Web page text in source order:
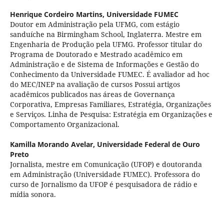
Henrique Cordeiro Martins, Universidade FUMEC
Doutor em Administração pela UFMG, com estágio
sanduíche na Birmingham School, Inglaterra. Mestre em
Engenharia de Produção pela UFMG. Professor titular do
Programa de Doutorado e Mestrado acadêmico em
Administração e de Sistema de Informações e Gestão do
Conhecimento da Universidade FUMEC. É avaliador ad hoc
do MEC/INEP na avaliação de cursos Possui artigos
acadêmicos publicados nas áreas de Governança
Corporativa, Empresas Familiares, Estratégia, Organizações
e Serviços. Linha de Pesquisa: Estratégia em Organizações e
Comportamento Organizacional.
Kamilla Morando Avelar, Universidade Federal de Ouro
Preto
Jornalista, mestre em Comunicação (UFOP) e doutoranda
em Administração (Universidade FUMEC). Professora do
curso de Jornalismo da UFOP é pesquisadora de rádio e
mídia sonora.